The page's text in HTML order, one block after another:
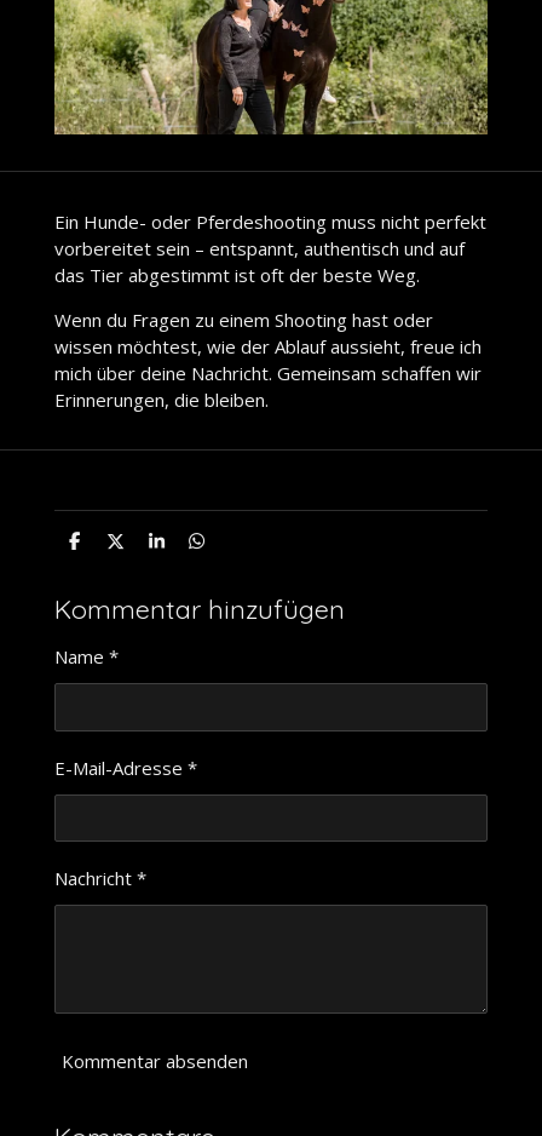
Ein Hunde- oder Pferdeshooting muss nicht perfekt
vorbereitet sein – entspannt, authentisch und auf
das Tier abgestimmt ist oft der beste Weg.
Wenn du Fragen zu einem Shooting hast oder
wissen möchtest, wie der Ablauf aussieht, freue ich
mich über deine Nachricht. Gemeinsam schaffen wir
Erinnerungen, die bleiben.
T
l
e
T
l
e
T
l
e
T
l
Kommentar hinzufügen
Name *
E-Mail-Adresse *
Nachricht *
Kommentar absenden